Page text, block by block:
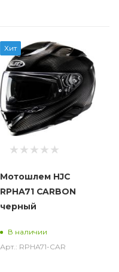
Хит
Мотошлем HJC
RPHA71 CARBON
черный
В наличии
Арт.: RPHA71-CAR